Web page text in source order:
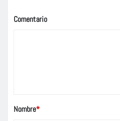
Comentario
Nombre*